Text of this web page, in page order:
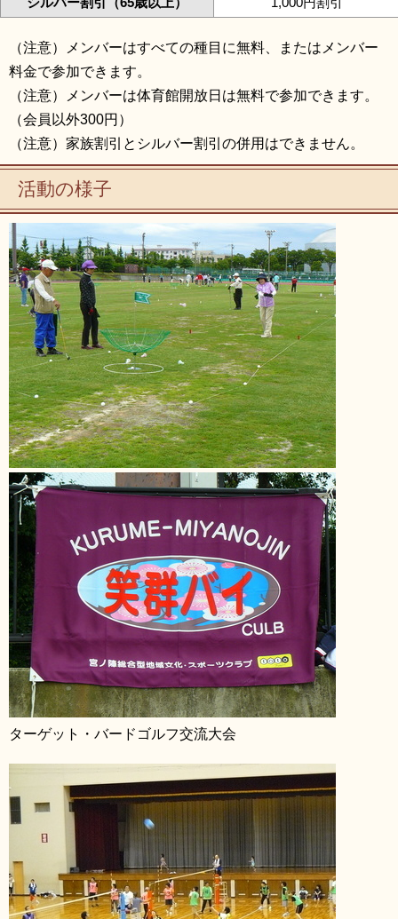
（注意）メンバーはすべての種目に無料、またはメンバー
料金で参加できます。
（注意）メンバーは体育館開放日は無料で参加できます。
（会員以外300円）
（注意）家族割引とシルバー割引の併用はできません。
活動の様子
ターゲット・バードゴルフ交流大会